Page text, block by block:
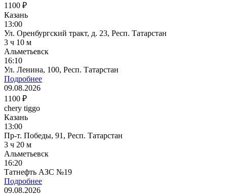
1100 ₽
Казань
13:00
Ул. Оренбургский тракт, д. 23, Респ. Татарстан
3 ч 10 м
Альметьевск
16:10
Ул. Ленина, 100, Респ. Татарстан
Подробнее
09.08.2026
1100 ₽
chery tiggo
Казань
13:00
Пр-т. Победы, 91, Респ. Татарстан
3 ч 20 м
Альметьевск
16:20
Татнефть АЗС №19
Подробнее
09.08.2026